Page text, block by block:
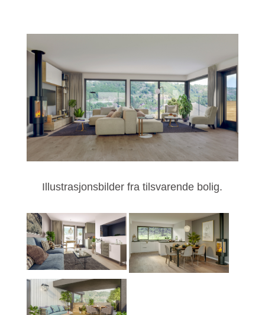
Illustrasjonsbilder fra tilsvarende bolig.